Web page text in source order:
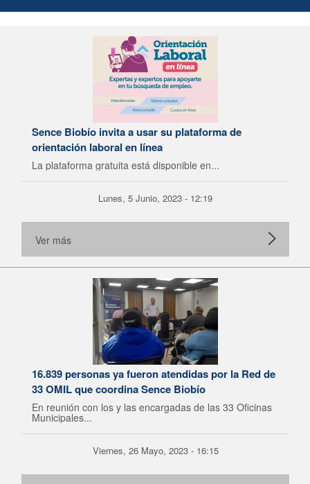
Sence Biobío invita a usar su plataforma de
orientación laboral en línea
La plataforma gratuita está disponible en...
Lunes, 5 Junio, 2023 - 12:19
Ver más
16.839 personas ya fueron atendidas por la Red de
33 OMIL que coordina Sence Biobío
En reunión con los y las encargadas de las 33 Oficinas
Municipales...
Viernes, 26 Mayo, 2023 - 16:15